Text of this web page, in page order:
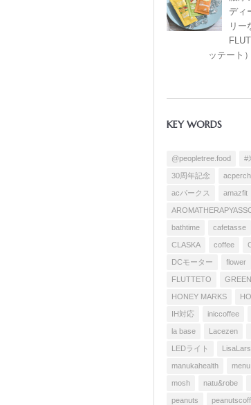
ディ
リー
ッテート）
KEY WORDS
@peopletree.food #
30周年記念
acパークス amazfit
bathtime cafetasse
CLASKA coffee
DCモーター flower
FLUTTETO
HONEY MARKS
IH対応 iniccoffee
la base Lacezen
LEDライト
manukahealth menu
mosh natu&robe
peanuts